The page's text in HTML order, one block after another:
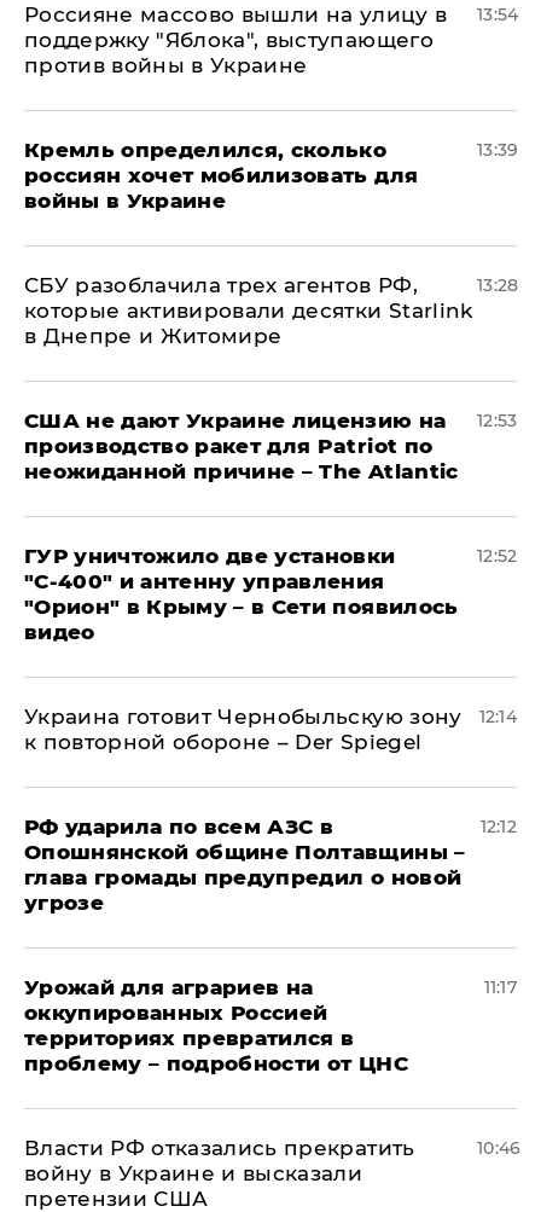
Россияне массово вышли на улицу в
поддержку "Яблока", выступающего
против войны в Украине
13:54
Кремль определился, сколько
россиян хочет мобилизовать для
войны в Украине
13:39
СБУ разоблачила трех агентов РФ,
которые активировали десятки Starlink
в Днепре и Житомире
13:28
США не дают Украине лицензию на
производство ракет для Patriot по
неожиданной причине – The Atlantic
12:53
ГУР уничтожило две установки
"С‑400" и антенну управления
"Орион" в Крыму – в Сети появилось
видео
12:52
Украина готовит Чернобыльскую зону
к повторной обороне – Der Spiegel
12:14
РФ ударила по всем АЗС в
Опошнянской общине Полтавщины –
глава громады предупредил о новой
угрозе
12:12
Урожай для аграриев на
оккупированных Россией
территориях превратился в
проблему – подробности от ЦНС
11:17
Власти РФ отказались прекратить
войну в Украине и высказали
претензии США
10:46